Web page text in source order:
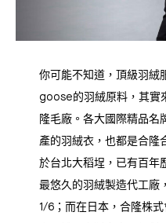
你可能不知道，頂級羽絨
goose的羽絨原料，其實
隆毛廠。各大國際精品名
產的羽絨衣，也都是合隆
於台北大稻埕，已有百年
最悠久的羽絨製造代工廠
1/6；而在日本，合隆株